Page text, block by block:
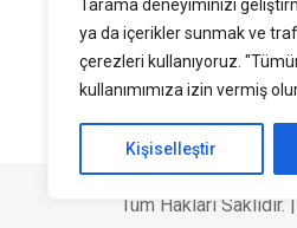
Tarama deneyiminizi
ya da içerikler sunmak ve
çerezleri kullanıyoruz.
kullanımımıza izin vermiş
Kişiselleştir
Tüm Hakları